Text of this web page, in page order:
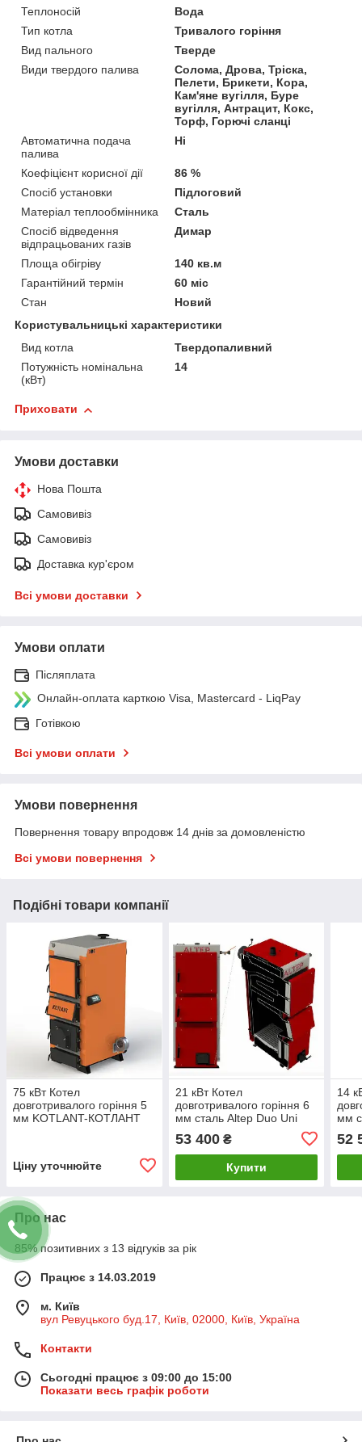
Теплоносій
Вода
Тип котла
Тривалого горіння
Вид пального
Тверде
Види твердого палива
Солома, Дрова, Тріска,
Пелети, Брикети, Кора,
Кам'яне вугілля, Буре
вугілля, Антрацит, Кокс,
Торф, Горючі сланці
Автоматична подача
палива
Ні
Коефіцієнт корисної дії
86 %
Спосіб установки
Підлоговий
Матеріал теплообмінника
Сталь
Спосіб відведення
відпрацьованих газів
Димар
Площа обігріву
140 кв.м
Гарантійний термін
60 міс
Стан
Новий
Користувальницькі характеристики
Вид котла
Твердопаливний
Потужність номінальна
(кВт)
14
Приховати
Умови доставки
Нова Пошта
Самовивіз
Самовивіз
Доставка кур'єром
Всі умови доставки
Умови оплати
Післяплата
Онлайн-оплата карткою Visa, Mastercard - LiqPay
Готівкою
Всі умови оплати
Умови повернення
Повернення товару впродовж 14 днів за домовленістю
Всі умови повернення
Подібні товари компанії
75 кВт Котел
довготривалого горіння 5
мм KOTLANT-КОТЛАНТ
Ціну уточнюйте
21 кВт Котел
довготривалого горіння 6
мм сталь Altep Duo Uni
Plus, Комплект "Ручний"
53 400₴
Купити
14
мм
52
Про нас
85% позитивних з 13 відгуків за рік
Працює з 14.03.2019
м. Київ
вул Ревуцького буд.17, Київ, 02000, Київ, Україна
Контакти
Сьогодні працює з 09:00 до 15:00
Показати весь графік роботи